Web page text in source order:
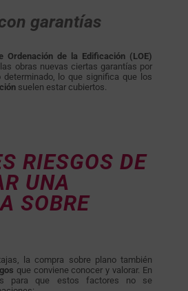
garantías
Ordenación de la Edificación (LOE)
obras nuevas ciertas garantías por
determinado, lo que significa que los
suelen estar cubiertos.
RIESGOS DE
UNA
SOBRE
la compra sobre plano también
que conviene conocer y valorar. En
para que estos factores no se